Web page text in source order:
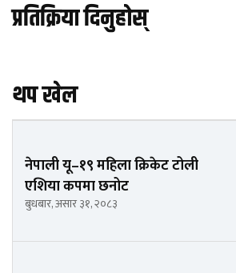
प्रतिक्रिया दिनुहोस्
थप खेल
नेपाली यू–१९ महिला क्रिकेट टोली
एशिया कपमा छनोट
बुधबार, असार ३१, २०८३